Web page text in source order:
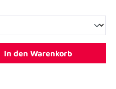
In den Warenkorb